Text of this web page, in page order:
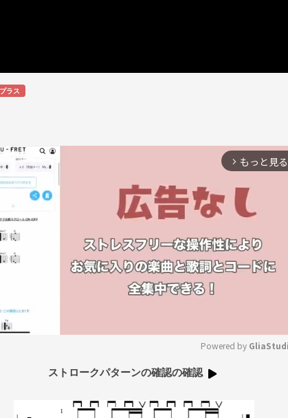
ラス
arrow_forward_ios もっと見る
Powered by
ストロークパターンの確認の確認